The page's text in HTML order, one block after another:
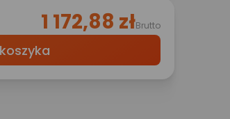
1 172,88 złBrutto